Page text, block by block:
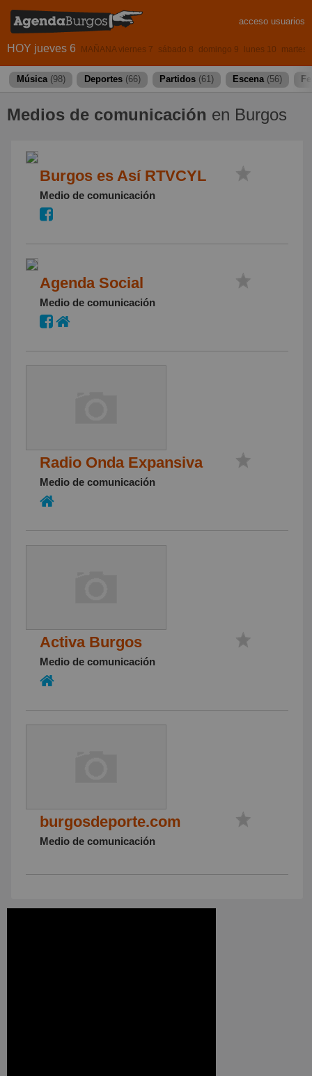
acceso usuarios
HOY jueves 6 MAÑANA viernes 7 sábado 8 domingo 9 lunes 10 martes
Música (98) Deportes (66) Partidos (61) Escena (56)
Medios de comunicación en Burgos
Burgos es Así RTVCYL
Medio de comunicación
Agenda Social
Medio de comunicación
Radio Onda Expansiva
Medio de comunicación
Activa Burgos
Medio de comunicación
burgosdeporte.com
Medio de comunicación